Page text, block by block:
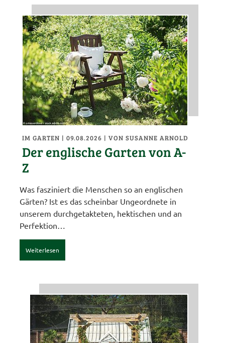
IM GARTEN | 09.08.2026 |VON SUSANNE ARNOLD
Der englische Garten von A-
Z
Was fasziniert die Menschen so an englischen
Gärten? Ist es das scheinbar Ungeordnete in
unserem durchgetakteten, hektischen und an
Perfektion…
Weiterlesen